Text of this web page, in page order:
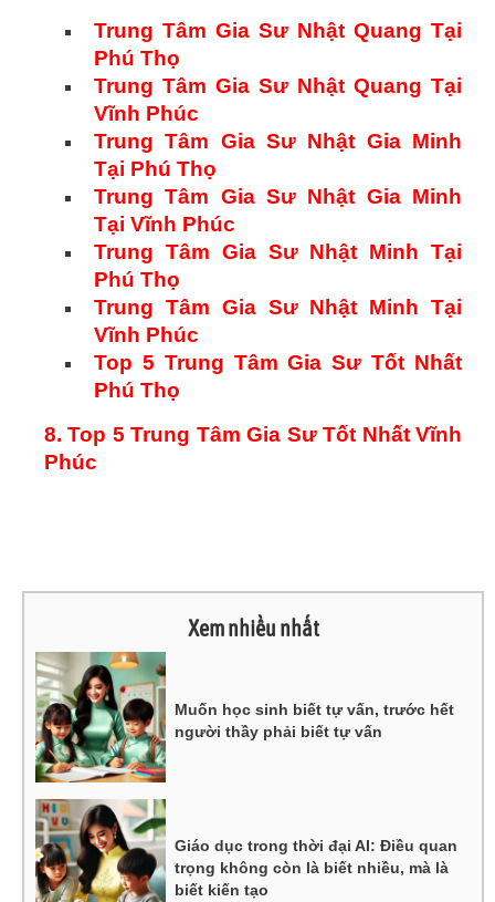
Trung Tâm Gia Sư Nhật Quang Tại
Phú Thọ
Trung Tâm Gia Sư Nhật Quang Tại
Vĩnh Phúc
Trung Tâm Gia Sư Nhật Gia Minh
Tại Phú Thọ
Trung Tâm Gia Sư Nhật Gia Minh
Tại Vĩnh Phúc
Trung Tâm Gia Sư Nhật Minh Tại
Phú Thọ
Trung Tâm Gia Sư Nhật Minh Tại
Vĩnh Phúc
Top 5 Trung Tâm Gia Sư Tốt Nhất
Phú Thọ
8. Top 5 Trung Tâm Gia Sư Tốt Nhất Vĩnh
Phúc
Xem nhiều nhất
Muốn học sinh biết tự vấn, trước hết
người thầy phải biết tự vấn
Giáo dục trong thời đại AI: Điều quan
trọng không còn là biết nhiều, mà là
biết kiến tạo